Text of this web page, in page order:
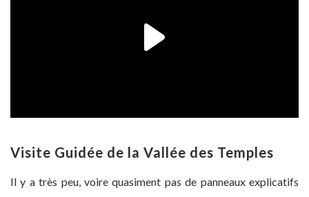
Visite Guidée de la Vallée des Temples
Il y a très peu, voire quasiment pas de panneaux explicatifs